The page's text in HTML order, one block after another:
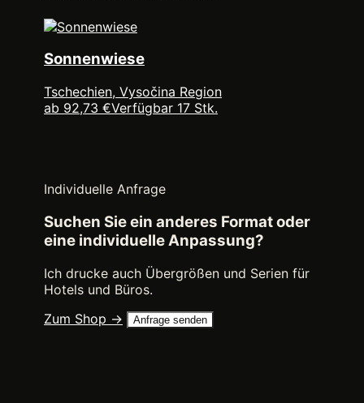
Sonnenwiese
Tschechien, Vysočina Region
ab 92,73 €Verfügbar 17 Stk.
Individuelle Anfrage
Suchen Sie ein anderes Format oder
eine individuelle Anpassung?
Ich drucke auch Übergrößen und Serien für
Hotels und Büros.
Zum Shop →
Anfrage senden